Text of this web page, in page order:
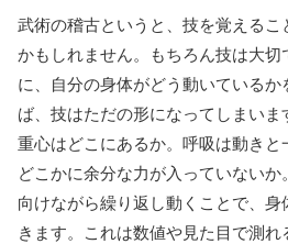
武術の稽古というと、技を覚えるこ
かもしれません。もちろん技は大
に、自分の身体がどう動いている
ば、技はただの形になってしまいま
重心はどこにあるか。呼吸は動き
どこかに余分な力が入っていない
向けながら繰り返し動くことで、身
きます。これは数値や見た目で測